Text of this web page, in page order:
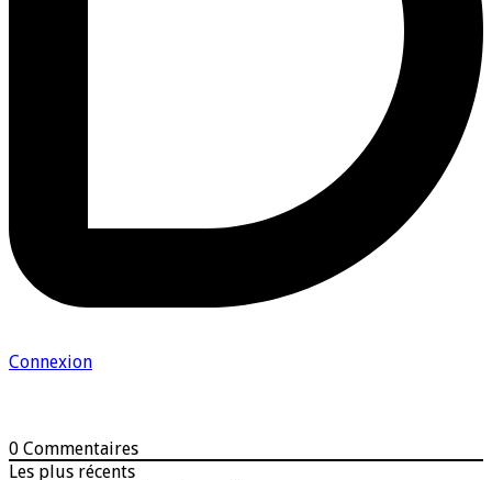
Connexion
0 Commentaires
Les plus récents